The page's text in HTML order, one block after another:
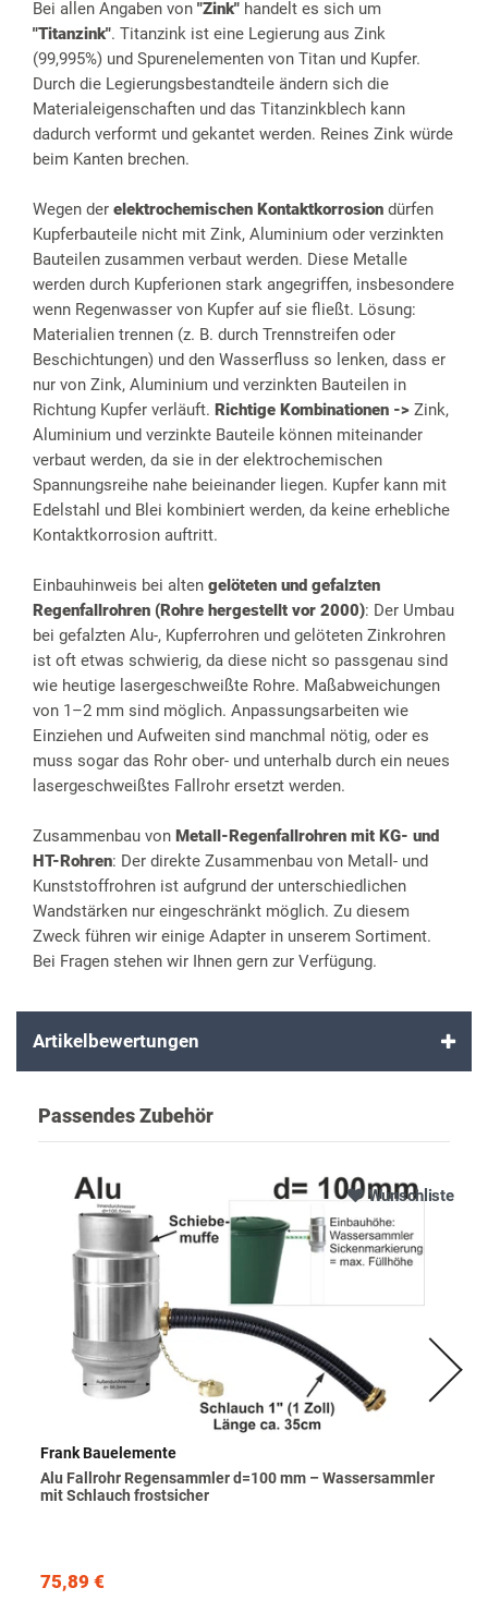
Bei allen Angaben von "Zink" handelt es sich um
"Titanzink". Titanzink ist eine Legierung aus Zink
(99,995%) und Spurenelementen von Titan und Kupfer.
Durch die Legierungsbestandteile ändern sich die
Materialeigenschaften und das Titanzinkblech kann
dadurch verformt und gekantet werden. Reines Zink würde
beim Kanten brechen.
Wegen der elektrochemischen Kontaktkorrosion dürfen
Kupferbauteile nicht mit Zink, Aluminium oder verzinkten
Bauteilen zusammen verbaut werden. Diese Metalle
werden durch Kupferionen stark angegriffen, insbesondere
wenn Regenwasser von Kupfer auf sie fließt. Lösung:
Materialien trennen (z. B. durch Trennstreifen oder
Beschichtungen) und den Wasserfluss so lenken, dass er
nur von Zink, Aluminium und verzinkten Bauteilen in
Richtung Kupfer verläuft. Richtige Kombinationen -> Zink,
Aluminium und verzinkte Bauteile können miteinander
verbaut werden, da sie in der elektrochemischen
Spannungsreihe nahe beieinander liegen. Kupfer kann mit
Edelstahl und Blei kombiniert werden, da keine erhebliche
Kontaktkorrosion auftritt.
Einbauhinweis bei alten gelöteten und gefalzten
Regenfallrohren (Rohre hergestellt vor 2000): Der Umbau
bei gefalzten Alu-, Kupferrohren und gelöteten Zinkrohren
ist oft etwas schwierig, da diese nicht so passgenau sind
wie heutige lasergeschweißte Rohre. Maßabweichungen
von 1–2 mm sind möglich. Anpassungsarbeiten wie
Einziehen und Aufweiten sind manchmal nötig, oder es
muss sogar das Rohr ober- und unterhalb durch ein neues
lasergeschweißtes Fallrohr ersetzt werden.
Zusammenbau von Metall-Regenfallrohren mit KG- und
HT-Rohren: Der direkte Zusammenbau von Metall- und
Kunststoffrohren ist aufgrund der unterschiedlichen
Wandstärken nur eingeschränkt möglich. Zu diesem
Zweck führen wir einige Adapter in unserem Sortiment.
Bei Fragen stehen wir Ihnen gern zur Verfügung.
Artikelbewertungen
Passendes Zubehör
Wunschliste
Frank Bauelemente
Alu Fallrohr Regensammler d=100 mm – Wassersammler
mit Schlauch frostsicher
75,89 €